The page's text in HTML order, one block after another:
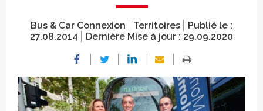
Bus & Car Connexion Territoires
Publié le :
27.08.2014
Dernière Mise à jour : 29.09.2020